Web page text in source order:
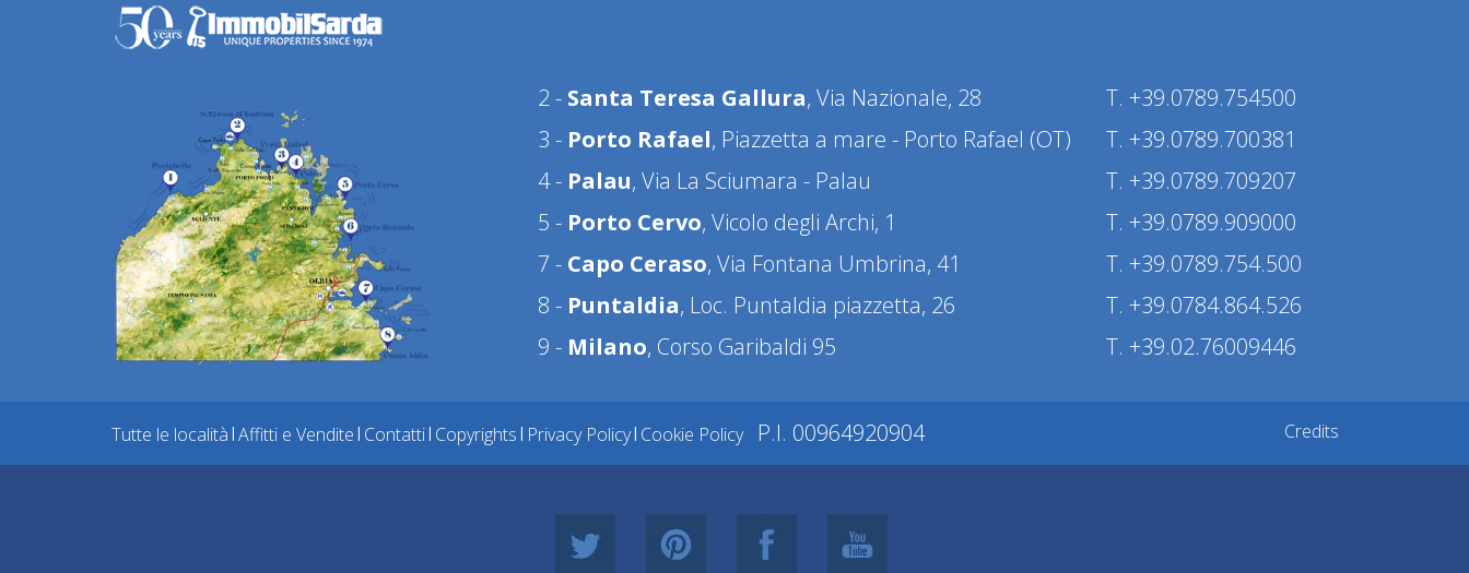
2 - Santa Teresa Gallura, Via Nazionale, 28
T. +39.0789.754500
3 - Porto Rafael, Piazzetta a mare - Porto Rafael (OT)
T. +39.0789.700381
4 - Palau, Via La Sciumara - Palau
T. +39.0789.709207
5 - Porto Cervo, Vicolo degli Archi, 1
T. +39.0789.909000
7 - Capo Ceraso, Via Fontana Umbrina, 41
T. +39.0789.754.500
8 - Puntaldia, Loc. Puntaldia piazzetta, 26
T. +39.0784.864.526
9 - Milano, Corso Garibaldi 95 T. +39.02.76009446
Tutte le località|Affitti e Vendite| Contatti| Copyrights| Privacy Policy| Cookie Policy P.I. 00964920904 Credits